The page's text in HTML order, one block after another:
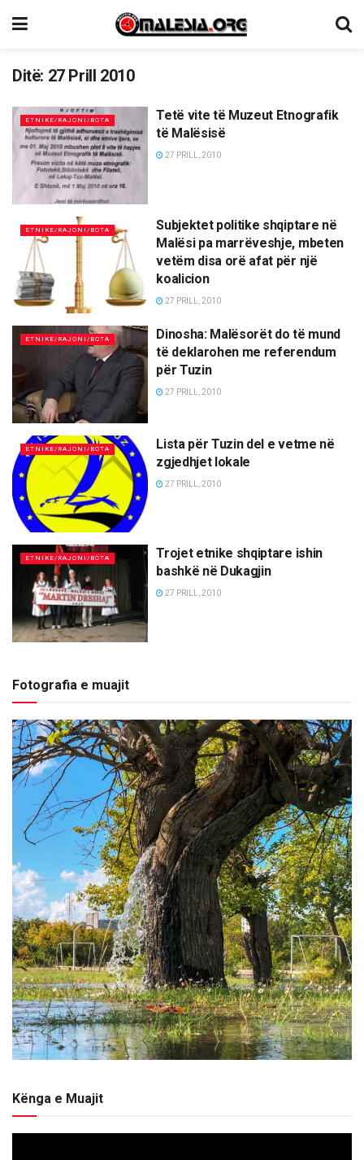
Ditë: 27 Prill 2010
ETNIKE/RAJONI/BOTA
Tetë vite të Muzeut Etnografik
të Malësisë
27 PRILL, 2010
ETNIKE/RAJONI/BOTA
Subjektet politike shqiptare në
Malësi pa marrëveshje, mbeten
vetëm disa orë afat për një
koalicion
27 PRILL, 2010
ETNIKE/RAJONI/BOTA
Dinosha: Malësorët do të mund
të deklarohen me referendum
për Tuzin
27 PRILL, 2010
ETNIKE/RAJONI/BOTA
Lista për Tuzin del e vetme në
zgjedhjet lokale
27 PRILL, 2010
ETNIKE/RAJONI/BOTA
Trojet etnike shqiptare ishin
bashkë në Dukagjin
27 PRILL, 2010
Fotografia e muajit
Kënga e Muajit